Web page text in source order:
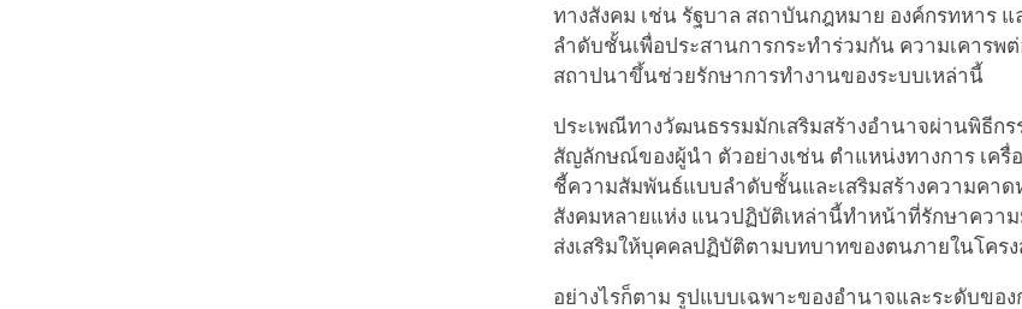
ทางสังคม เช่น รัฐบาล สถาบันกฎหมาย องค์กรทหาร
ลำดับชั้นเพื่อประสานการกระทำร่วมกัน ความเคาร
สถาปนาขึ้นช่วยรักษาการทำงานของระบบเหล่านี้
ประเพณีทางวัฒนธรรมมักเสริมสร้างอำนาจผ่านพิธีกร
สัญลักษณ์ของผู้นำ ตัวอย่างเช่น ตำแหน่งทางการ เค
ชี้ความสัมพันธ์แบบลำดับชั้นและเสริมสร้างความคาด
สังคมหลายแห่ง แนวปฏิบัติเหล่านี้ทำหน้าที่รักษาควา
ส่งเสริมให้บุคคลปฏิบัติตามบทบาทของตนภายในโคร
อย่างไรก็ตาม รูปแบบเฉพาะของอำนาจและระดับข